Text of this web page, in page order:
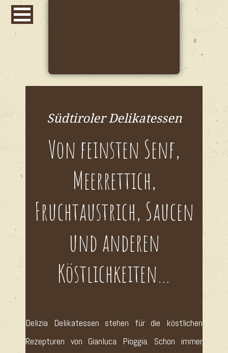
Südtiroler Delikatessen
Von feinsten Senf,
Meerrettich,
Fruchtaustrich, Saucen
und anderen
Köstlichkeiten…
Delizia Delikatessen stehen für die köstlichen
Rezepturen von Gianluca Pioggia. Schon immer